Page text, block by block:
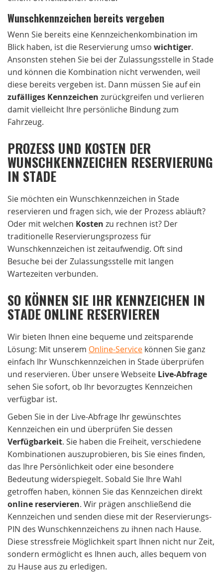
Wunschkennzeichen bereits vergeben
Wenn Sie bereits eine Kennzeichenkombination im
Blick haben, ist die Reservierung umso wichtiger.
Ansonsten stehen Sie bei der Zulassungsstelle in Stade
und können die Kombination nicht verwenden, weil
diese bereits vergeben ist. Dann müssen Sie auf ein
zufälliges Kennzeichen zurückgreifen und verlieren
damit vielleicht Ihre persönliche Bindung zum
Fahrzeug.
PROZESS UND KOSTEN DER
WUNSCHKENNZEICHEN RESERVIERUNG
IN STADE
Sie möchten ein Wunschkennzeichen in Stade
reservieren und fragen sich, wie der Prozess abläuft?
Oder mit welchen Kosten zu rechnen ist? Der
traditionelle Reservierungsprozess für
Wunschkennzeichen ist zeitaufwendig. Oft sind
Besuche bei der Zulassungsstelle mit langen
Wartezeiten verbunden.
SO KÖNNEN SIE IHR KENNZEICHEN IN
STADE ONLINE RESERVIEREN
Wir bieten Ihnen eine bequeme und zeitsparende
Lösung: Mit unserem Online-Service können Sie ganz
einfach Ihr Wunschkennzeichen in Stade überprüfen
und reservieren. Über unsere Webseite Live-Abfrage
sehen Sie sofort, ob Ihr bevorzugtes Kennzeichen
verfügbar ist.
Geben Sie in der Live-Abfrage Ihr gewünschtes
Kennzeichen ein und überprüfen Sie dessen
Verfügbarkeit. Sie haben die Freiheit, verschiedene
Kombinationen auszuprobieren, bis Sie eines finden,
das Ihre Persönlichkeit oder eine besondere
Bedeutung widerspiegelt. Sobald Sie Ihre Wahl
getroffen haben, können Sie das Kennzeichen direkt
online reservieren. Wir prägen anschließend die
Kennzeichen und senden diese mit der Reservierungs-
PIN des Wunschkennzeichens zu ihnen nach Hause.
Diese stressfreie Möglichkeit spart Ihnen nicht nur Zeit,
sondern ermöglicht es Ihnen auch, alles bequem von
zu Hause aus zu erledigen.